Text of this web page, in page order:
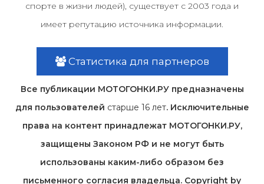
спорте в жизни людей), существует с 2003 года и
имеет репутацию источника информации.
Статистика для партнеров
Все публикации МОТОГОНКИ.РУ предназначены
для пользователей старше 16 лет. Исключительные
права на контент принадлежат МОТОГОНКИ.РУ,
защищены Законом РФ и не могут быть
использованы каким-либо образом без
письменного согласия владельца. Copyright by